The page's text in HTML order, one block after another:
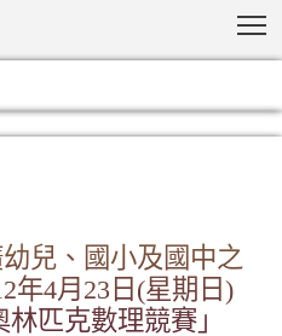
兒、國小及國中之
年4月23日(星期日)
匹克數理競賽」